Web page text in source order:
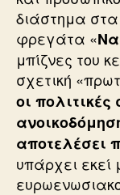
διάστημα στα
φρεγάτα «
μπίζνες του
σχετική
οι πολιτικές
αποτελέσει
υπάρχει εκεί